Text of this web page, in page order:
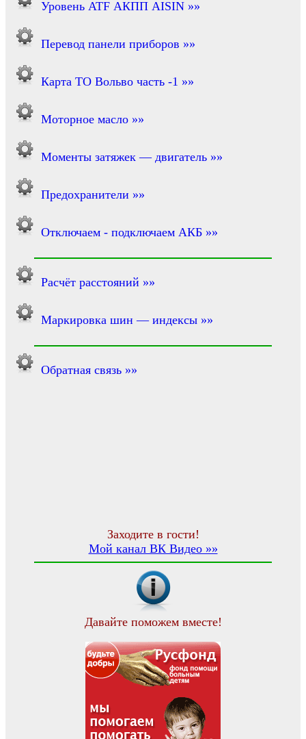
Уровень ATF АКПП AISIN »»
Перевод панели приборов »»
Карта ТО Вольво часть -1 »»
Моторное масло »»
Моменты затяжек — двигатель »»
Предохранители »»
Отключаем - подключаем АКБ »»
Расчёт расстояний »»
Маркировка шин — индексы »»
Обратная связь »»
Заходите в гости!
Мой канал ВК Видео »»
Давайте поможем вместе!